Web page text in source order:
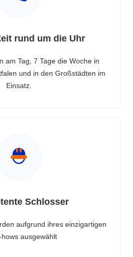
rund um die Uhr
am Tag, 7 Tage die Woche in
und in den Großstädten im
Einsatz.
Schlosser
aufgrund ihres einzigartigen
hows ausgewählt